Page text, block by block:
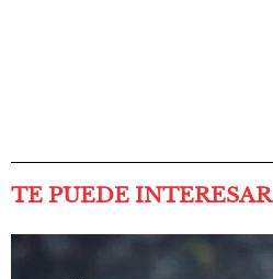
TE PUEDE INTERESAR